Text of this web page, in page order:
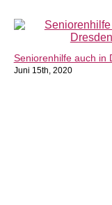
Seniorenhilfe auch in
Juni 15th, 2020